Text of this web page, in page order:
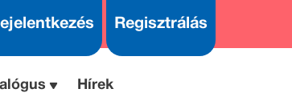
Regisztrálás
Hírek